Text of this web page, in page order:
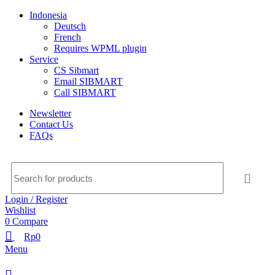
Indonesia
Deutsch
French
Requires WPML plugin
Service
CS Sibmart
Email SIBMART
Call SIBMART
Newsletter
Contact Us
FAQs
Login / Register
Wishlist
0 Compare
Rp0
Menu